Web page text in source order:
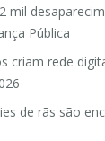
mil
Pública
criam rede
de rãs são